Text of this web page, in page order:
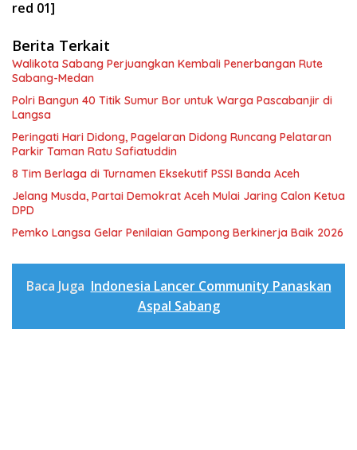
red 01]
Berita Terkait
Walikota Sabang Perjuangkan Kembali Penerbangan Rute
Sabang-Medan
Polri Bangun 40 Titik Sumur Bor untuk Warga Pascabanjir di
Langsa
Peringati Hari Didong, Pagelaran Didong Runcang Pelataran
Parkir Taman Ratu Safiatuddin
8 Tim Berlaga di Turnamen Eksekutif PSSI Banda Aceh
Jelang Musda, Partai Demokrat Aceh Mulai Jaring Calon Ketua
DPD
Pemko Langsa Gelar Penilaian Gampong Berkinerja Baik 2026
Baca Juga Indonesia Lancer Community Panaskan
Aspal Sabang